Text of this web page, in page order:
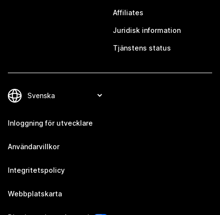
Affiliates
Juridisk information
Tjänstens status
Inloggning för utvecklare
Användarvillkor
Integritetspolicy
Webbplatskarta